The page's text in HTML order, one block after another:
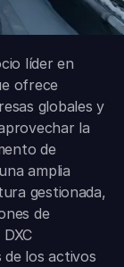
líder en
ofrece
globales y
la
de
amplia
gestionada,
de
los activos